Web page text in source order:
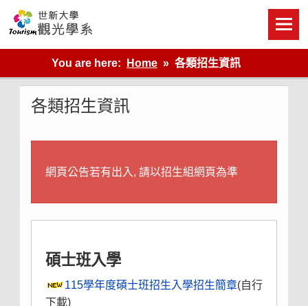
content
世新大學觀光學系網站
You are here:
Home 各類招生資訊
各類招生資訊
網頁公告若有出入, 請以招生組網頁為準
碩士班入學
115學年度碩士班招生入學招生簡章(自行
下載)